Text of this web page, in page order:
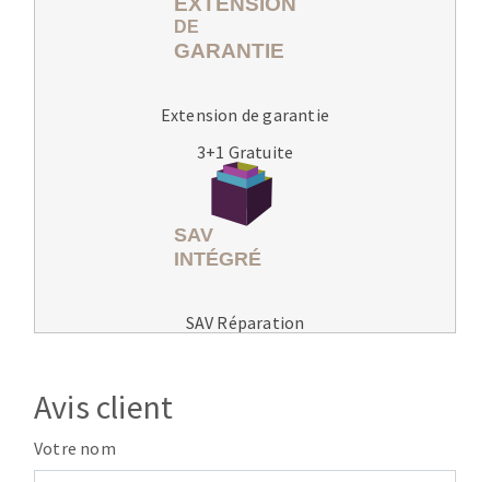
Extension de garantie
3+1 Gratuite
SAV Réparation
Avis client
Votre nom